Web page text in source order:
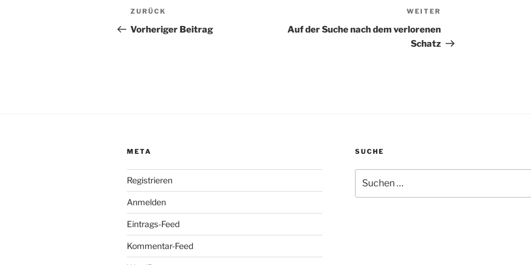
Beitragsnavigation
Vorheriger
Beitrag
ZURÜCK
Vorheriger Beitrag
Beitrag
WEITER
Auf der Suche nach dem verlorenen
Schatz
META
Registrieren
Anmelden
Eintrags-Feed
Kommentar-Feed
SUCHE
nach: